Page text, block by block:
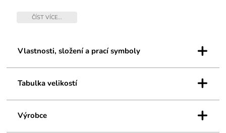
potištěné. Přední a zadní díl je jednobarevný.
vhodný pro všechny, kteří hledají přírodní materiály. Elastan přidává
materiálu pružnost a zlepšuje jeho tvarovou stálost. Prádlo z tohoto
materiálu je vhodné pro každodenní nošení.
ČÍST VÍCE...
Vlastnosti, složení a prací symboly +
Tabulka velikostí +
Výrobce +